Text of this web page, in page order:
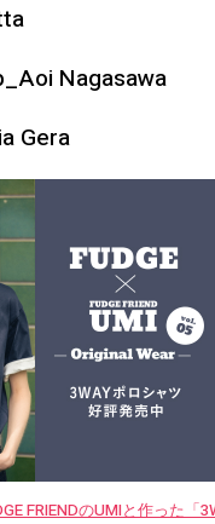
Nagasawa
Gera
FRIENDのUMIと作った「